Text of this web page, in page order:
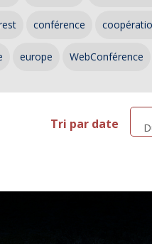
conférence
europe WebConférence
Tri par date